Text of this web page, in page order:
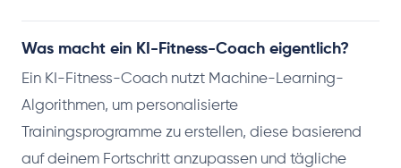
Was macht ein KI-Fitness-Coach eigentlich?
Ein KI-Fitness-Coach nutzt Machine-Learning-
Algorithmen, um personalisierte
Trainingsprogramme zu erstellen, diese basierend
auf deinem Fortschritt anzupassen und tägliche